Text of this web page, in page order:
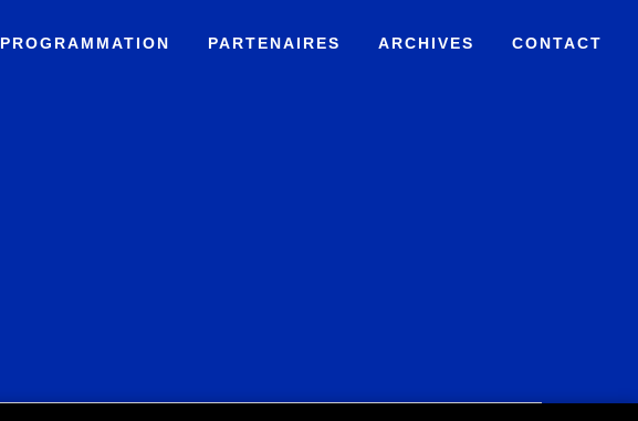
PROGRAMMATION PARTENAIRES ARCHIVES CONTACT